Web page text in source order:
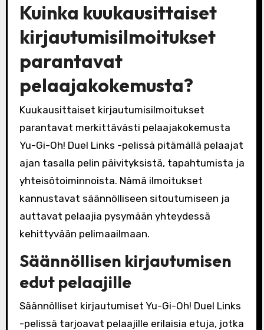
Kuinka kuukausittaiset
kirjautumisilmoitukset
parantavat
pelaajakokemusta?
Kuukausittaiset kirjautumisilmoitukset
parantavat merkittävästi pelaajakokemusta
Yu-Gi-Oh! Duel Links -pelissä pitämällä pelaajat
ajan tasalla pelin päivityksistä, tapahtumista ja
yhteisötoiminnoista. Nämä ilmoitukset
kannustavat säännölliseen sitoutumiseen ja
auttavat pelaajia pysymään yhteydessä
kehittyvään pelimaailmaan.
Säännöllisen kirjautumisen
edut pelaajille
Säännölliset kirjautumiset Yu-Gi-Oh! Duel Links
-pelissä tarjoavat pelaajille erilaisia etuja, jotka